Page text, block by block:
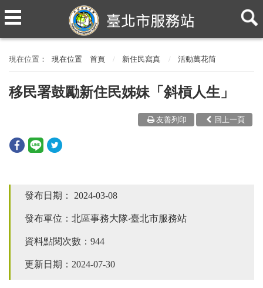
現在位置 首頁 新住民寫真 活動萬花筒
移民署鼓勵新住民姊妹「斜槓人生」
回上一頁
友善列印
發布日期： 2024-03-08
發布單位：北區事務大隊‧臺北市服務站
資料點閱次數：944
更新日期：2024-07-30